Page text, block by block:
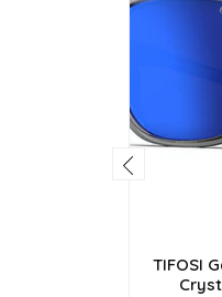
TIFOSI